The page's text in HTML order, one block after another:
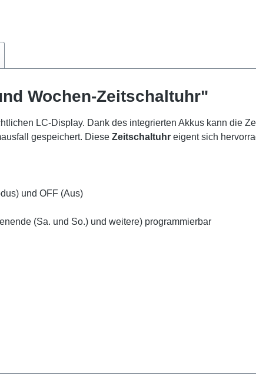
Wochen-Zeitschaltuhr"
LC-Display. Dank des integrierten Akkus kann die
gespeichert. Diese Zeitschaltuhr eigent sich
und OFF (Aus)
(Sa. und So.) und weitere) programmierbar